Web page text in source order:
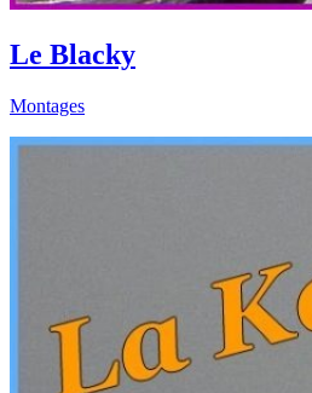
Le Blacky
Montages